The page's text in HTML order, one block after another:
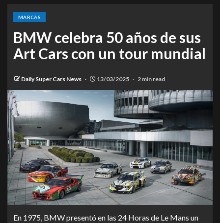
MARCAS
BMW celebra 50 años de sus
Art Cars con un tour mundial
Daily Super Cars News 13/03/2025 2 min read
En 1975, BMW presentó en las 24 Horas de Le Mans un